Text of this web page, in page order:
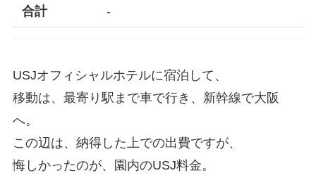
合計 -
USJオフィシャルホテルに宿泊して、
移動は、最寄り駅まで車で行き、新幹線で大阪
へ。
この辺は、納得した上での出費ですが、
悔しかったのが、園内のUSJ料金。